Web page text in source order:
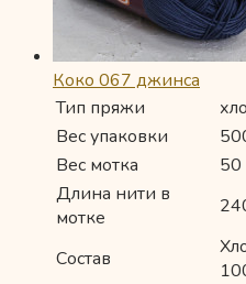
Коко 067 джинса
Тип пряжи
Вес упаковки
Вес мотка
50
Длина нити в
мотке
Состав